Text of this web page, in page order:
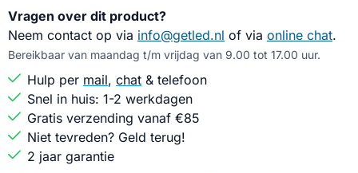
Vragen over dit product?
Neem contact op via info@getled.nl of via online chat.
Bereikbaar van maandag t/m vrijdag van 9.00 tot 17.00 uur.
Hulp per mail, chat & telefoon
Snel in huis: 1-2 werkdagen
Gratis verzending vanaf €85
Niet tevreden? Geld terug!
2 jaar garantie